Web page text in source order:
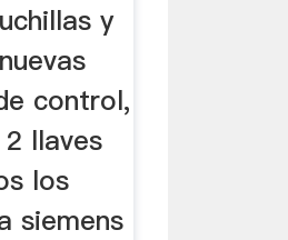
y
control,
llaves
los
siemens